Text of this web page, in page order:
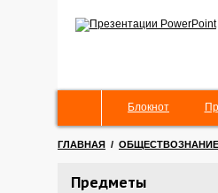
Блокнот
ГЛАВНАЯ / ОБЩЕСТВОЗНАНИЕ
Предметы